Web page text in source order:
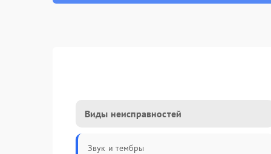
Виды неисправностей
Звук и тембры